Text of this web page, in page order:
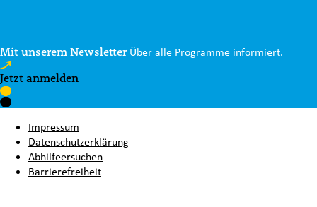
Mit unserem Newsletter Über alle Programme informiert.
Jetzt anmelden
Impressum
Datenschutzerklärung
Abhilfeersuchen
Barrierefreiheit